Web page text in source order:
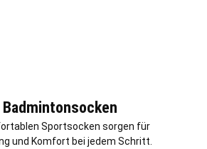
Sportsocken sorgen für
und Komfort bei jedem Schritt.